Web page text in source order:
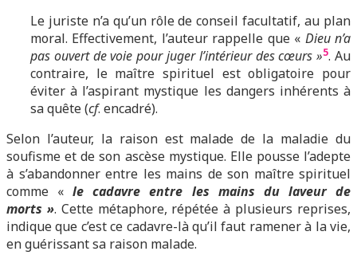
Le juriste n’a qu’un rôle de conseil facultatif, au plan
moral. Effectivement, l’auteur rappelle que « Dieu n’a
pas ouvert de voie pour juger l’intérieur des cœurs »5. Au
contraire, le maître spirituel est obligatoire pour
éviter à l’aspirant mystique les dangers inhérents à
sa quête (cf. encadré).
Selon l’auteur, la raison est malade de la maladie du
soufisme et de son ascèse mystique. Elle pousse l’adepte
à s’abandonner entre les mains de son maître spirituel
comme «le cadavre entre les mains du laveur de
morts ». Cette métaphore, répétée à plusieurs reprises,
indique que c’est ce cadavre-là qu’il faut ramener à la vie,
en guérissant sa raison malade.